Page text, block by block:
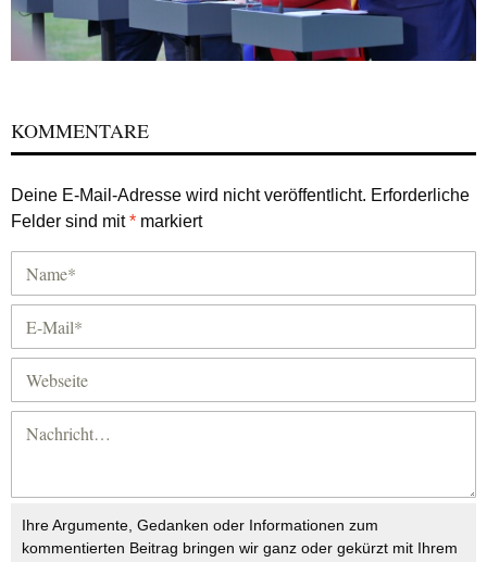
KOMMENTARE
Deine E-Mail-Adresse wird nicht veröffentlicht. Erforderliche
Felder sind mit* markiert
Ihre Argumente, Gedanken oder Informationen zum
kommentierten Beitrag bringen wir ganz oder gekürzt mit Ihrem